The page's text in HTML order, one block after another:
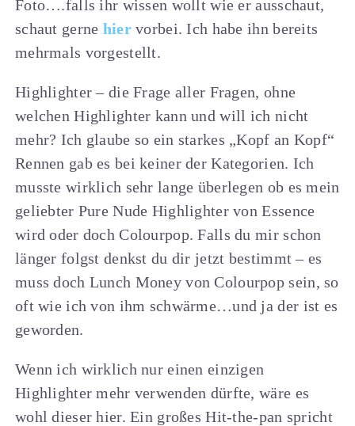
Foto….falls ihr wissen wollt wie er ausschaut,
schaut gerne hiervorbei. Ich habe ihn bereits
mehrmals vorgestellt.
Highlighter – die Frage aller Fragen, ohne
welchen Highlighter kann und will ich nicht
mehr? Ich glaube so ein starkes „Kopf an Kopf“
Rennen gab es bei keiner der Kategorien. Ich
musste wirklich sehr lange überlegen ob es mein
geliebter Pure Nude Highlighter von Essence
wird oder doch Colourpop. Falls du mir schon
länger folgst denkst du dir jetzt bestimmt – es
muss doch Lunch Money von Colourpop sein, so
oft wie ich von ihm schwärme…und ja der ist es
geworden.
Wenn ich wirklich nur einen einzigen
Highlighter mehr verwenden dürfte, wäre es
wohl dieser hier. Ein großes Hit-the-pan spricht